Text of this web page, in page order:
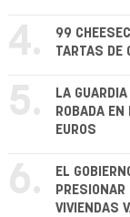
4.
99
TARTAS DE
5.
LA
ROBADA
EUROS
6.
EL
VIVIENDAS